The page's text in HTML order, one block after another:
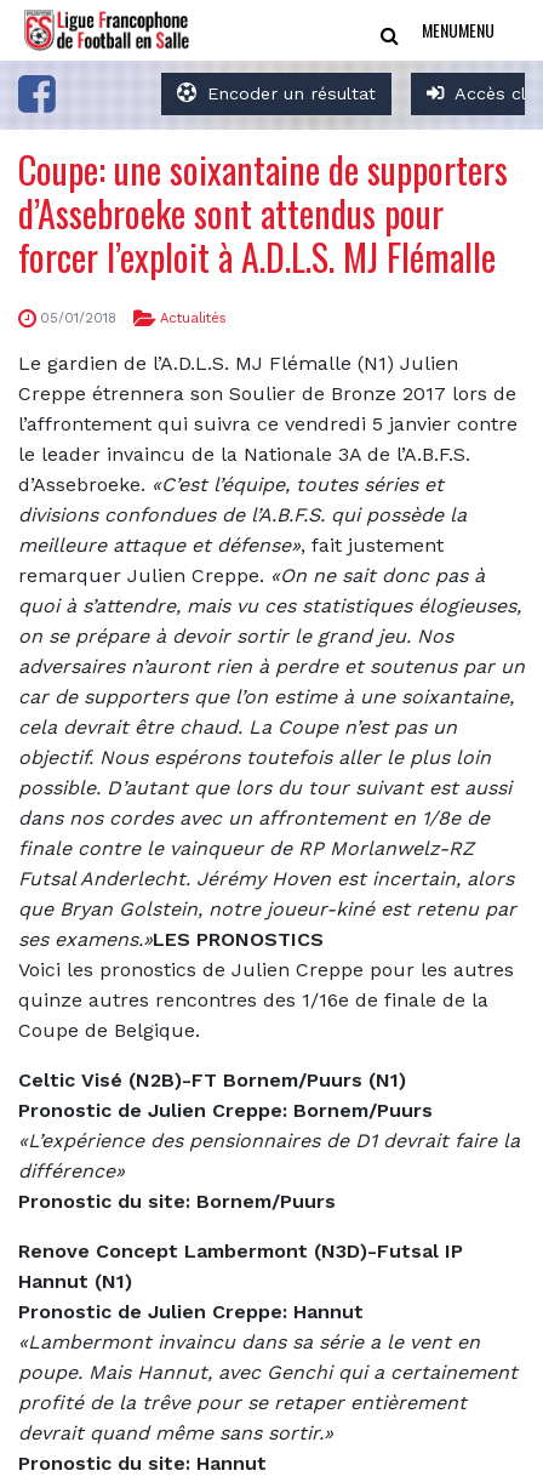
Encoder un résultat Accès
MENUMENU
Coupe: une soixantaine de supporters
d’Assebroeke sont attendus pour
forcer l’exploit à A.D.L.S. MJ Flémalle
05/01/2018 Actualités
Le gardien de l’A.D.L.S. MJ Flémalle (N1) Julien
Creppe étrennera son Soulier de Bronze 2017 lors de
l’affrontement qui suivra ce vendredi 5 janvier contre
le leader invaincu de la Nationale 3A de l’A.B.F.S.
d’Assebroeke. «C’est l’équipe, toutes séries et
divisions confondues de l’A.B.F.S. qui possède la
meilleure attaque et défense», fait justement
remarquer Julien Creppe. «On ne sait donc pas à
quoi à s’attendre, mais vu ces statistiques élogieuses,
on se prépare à devoir sortir le grand jeu. Nos
adversaires n’auront rien à perdre et soutenus par un
car de supporters que l’on estime à une soixantaine,
cela devrait être chaud. La Coupe n’est pas un
objectif. Nous espérons toutefois aller le plus loin
possible. D’autant que lors du tour suivant est aussi
dans nos cordes avec un affrontement en 1/8e de
finale contre le vainqueur de RP Morlanwelz-RZ
Futsal Anderlecht. Jérémy Hoven est incertain, alors
que Bryan Golstein, notre joueur-kiné est retenu par
ses examens.»LES PRONOSTICS
Voici les pronostics de Julien Creppe pour les autres
quinze autres rencontres des 1/16e de finale de la
Coupe de Belgique.
Celtic Visé (N2B)-FT Bornem/Puurs (N1)
Pronostic de Julien Creppe: Bornem/Puurs
«L’expérience des pensionnaires de D1 devrait faire la
différence»
Pronostic du site: Bornem/Puurs
Renove Concept Lambermont (N3D)-Futsal IP
Hannut (N1)
Pronostic de Julien Creppe: Hannut
«Lambermont invaincu dans sa série a le vent en
poupe. Mais Hannut, avec Genchi qui a certainement
profité de la trêve pour se retaper entièrement
devrait quand même sans sortir.»
Pronostic du site: Hannut